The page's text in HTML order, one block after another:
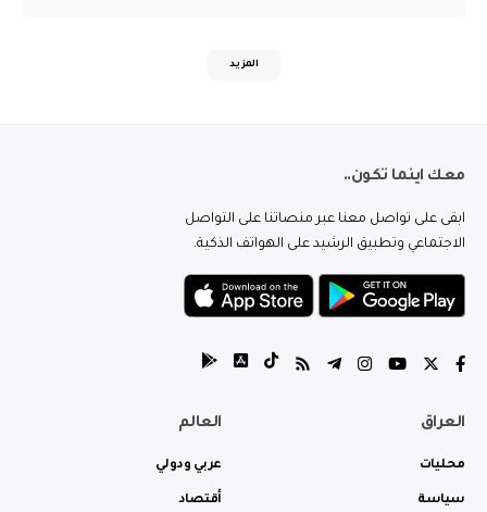
المزيد
معك اينما تكون..
ابقى على تواصل معنا عبر منصاتنا على التواصل
الاجتماعي وتطبيق الرشيد على الهواتف الذكية.
العراق
محليات
سياسة
العالم
عربي ودولي
أقتصاد